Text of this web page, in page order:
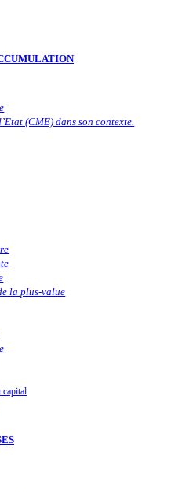
(CME) dans son contexte.
la plus-value
capital